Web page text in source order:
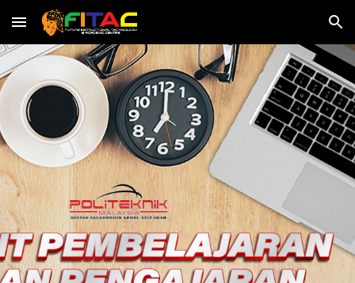
Skip to main content Skip to navigation